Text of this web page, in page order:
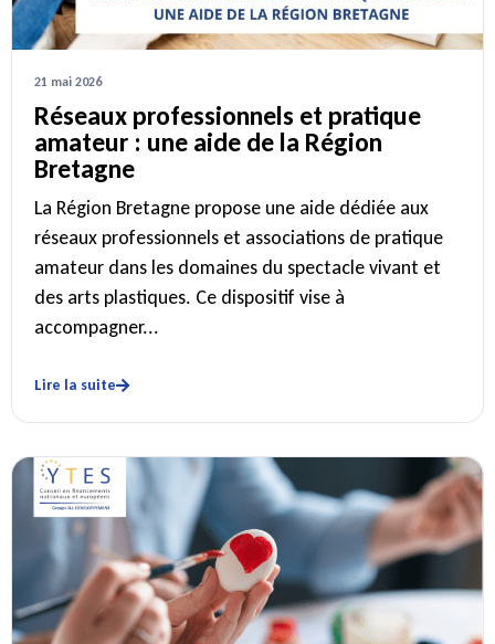
21 mai 2026
Réseaux professionnels et pratique
amateur : une aide de la Région
Bretagne
La Région Bretagne propose une aide dédiée aux
réseaux professionnels et associations de pratique
amateur dans les domaines du spectacle vivant et
des arts plastiques. Ce dispositif vise à
accompagner...
Lire la suite